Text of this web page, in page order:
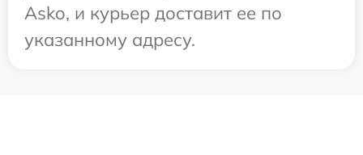
Asko, и курьер доставит ее по
указанному адресу.